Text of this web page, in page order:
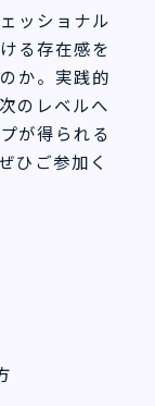
ッショナル
る存在感を
か。実践的
のレベルへ
が得られる
ひご参加く